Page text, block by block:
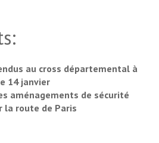
au cross départemental à
14 janvier
aménagements de sécurité
la route de Paris